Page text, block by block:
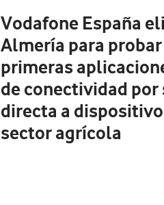
Vodafone España
Almería para
primeras
de conectividad
directa a
sector agrícola